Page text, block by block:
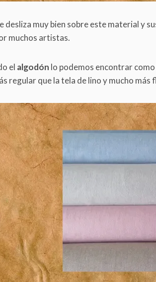
desliza muy bien sobre este material y
muchos artistas.
el algodón lo podemos encontrar
regular que la tela de lino y mucho más